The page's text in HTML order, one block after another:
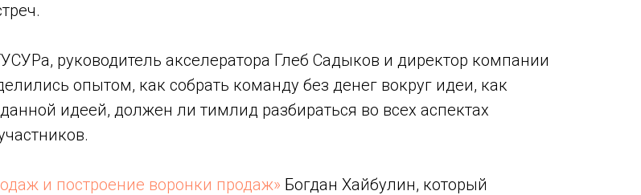
руководитель акселератора Глеб Садыков и директор компании
опытом, как собрать команду без денег вокруг идеи, как
идеей, должен ли тимлид разбираться во всех аспектах
и построение воронки продаж» Богдан Хайбулин, который